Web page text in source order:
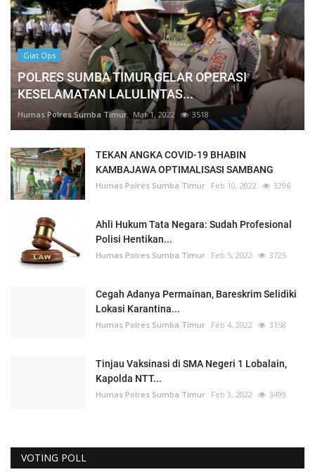
Giat Ops
POLRES SUMBA TIMUR GELAR OPERASI
KESELAMATAN LALULINTAS...
Humas Polres Sumba Timur Mar 1, 2022 3518
TEKAN ANGKA COVID-19 BHABIN
KAMBAJAWA OPTIMALISASI SAMBANG
Humas Polres Sumba Timur Feb 10, 2022 3296
Ahli Hukum Tata Negara: Sudah Profesional
Polisi Hentikan...
Humas Polres Sumba Timur Feb 5, 2022 3725
Cegah Adanya Permainan, Bareskrim Selidiki
Lokasi Karantina...
Humas Polres Sumba Timur Feb 4, 2022 3158
Tinjau Vaksinasi di SMA Negeri 1 Lobalain,
Kapolda NTT...
Humas Polres Sumba Timur Feb 3, 2022 3499
VOTING POLL